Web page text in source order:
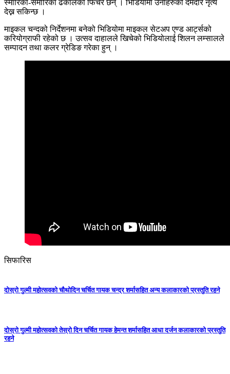
स्मारिका-समारिका ढकालको फिचर छन् । भिडियोमा उनीहरुको दमदार नृत्य
देख्न सकिन्छ ।
माइकल चन्दको निर्देशनमा बनेको भिडियोमा माइकल सेटअप एण्ड आर्ट्सको
करियोग्राफी रहेको छ । उत्सव दाहालले खिचेको भिडियोलाई शिलन लम्सालले
सम्पादन तथा कलर ग्रेडिङ गरेका हुन् ।
सिफारिस
दोस्रो गुल्मी महोत्सवको चौथोदिन चर्चित गायक चन्द्र शर्मासहित अन्य कलाकारको प्रस्तुति रहने
दोस्रो गुल्मी महोत्सवको तेस्रो दिन चर्चित गायक हेमन्त शर्मासहित आधा दर्जन कलाकारको प्रस्तुति
रहने